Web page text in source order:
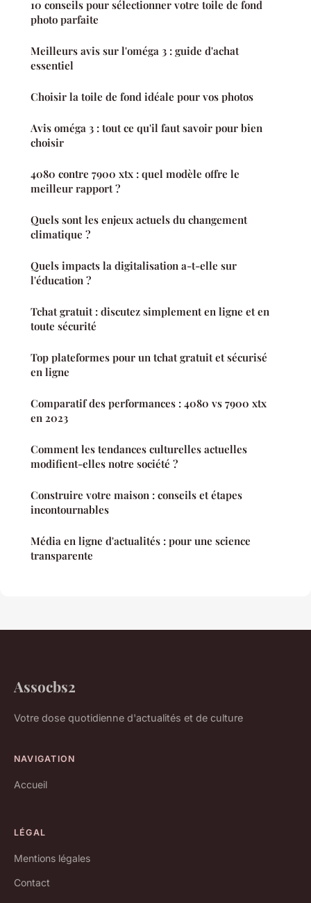
10 conseils pour sélectionner votre toile de fond
photo parfaite
Meilleurs avis sur l'oméga 3 : guide d'achat
essentiel
Choisir la toile de fond idéale pour vos photos
Avis oméga 3 : tout ce qu'il faut savoir pour bien
choisir
4080 contre 7900 xtx : quel modèle offre le
meilleur rapport ?
Quels sont les enjeux actuels du changement
climatique ?
Quels impacts la digitalisation a-t-elle sur
l'éducation ?
Tchat gratuit : discutez simplement en ligne et en
toute sécurité
Top plateformes pour un tchat gratuit et sécurisé
en ligne
Comparatif des performances : 4080 vs 7900 xtx
en 2023
Comment les tendances culturelles actuelles
modifient-elles notre société ?
Construire votre maison : conseils et étapes
incontournables
Média en ligne d'actualités : pour une science
transparente
Assocbs2
Votre dose quotidienne d'actualités et de culture
NAVIGATION
Accueil
LÉGAL
Mentions légales
Contact